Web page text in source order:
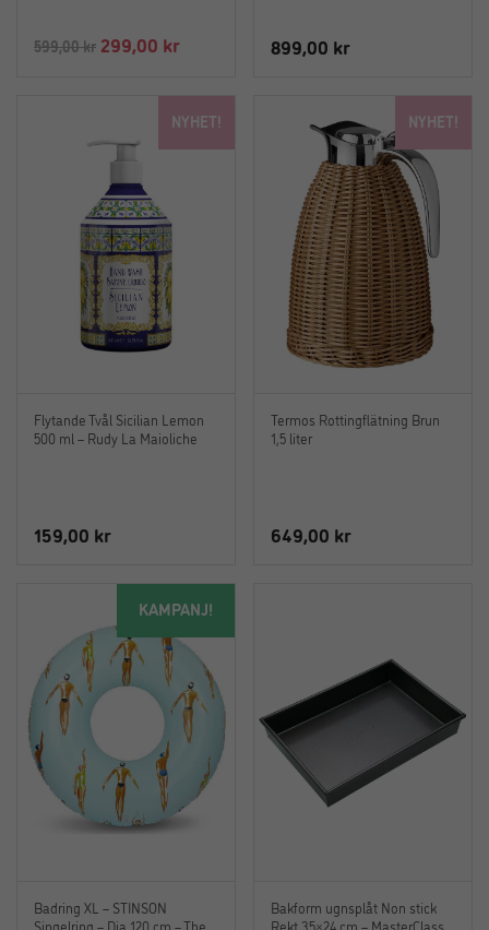
599,00kr Det
599,00 kr.
299,00 krDet
priset
är:
299,00 kr.
899,00 kr
NYHET!
Flytande Tvål Sicilian Lemon
500 ml – Rudy La Maioliche
159,00 kr
NYHET!
Termos Rottingflätning Brun
1,5 liter
649,00 kr
KAMPANJ!
Badring XL – STINSON
Singelring – Dia 120 cm – The
Bakform ugnsplåt Non stick
Rekt 35×24 cm – MasterClass